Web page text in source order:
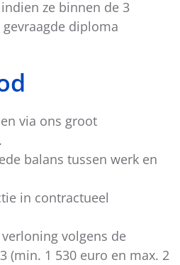
ze binnen de 3
diploma
via ons groot
balans tussen werk en
in contractueel
volgens de
(min. 1 530 euro en max. 2